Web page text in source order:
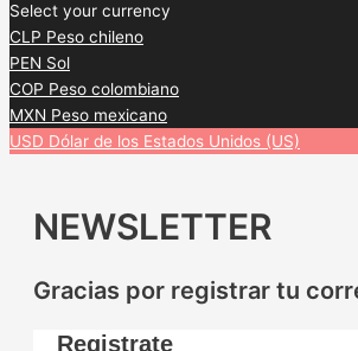
Select your currency
CLP Peso chileno
PEN Sol
COP Peso colombiano
MXN Peso mexicano
USD Dólar de los Estados Unidos (US)
NEWSLETTER
Gracias por registrar tu
Registrate